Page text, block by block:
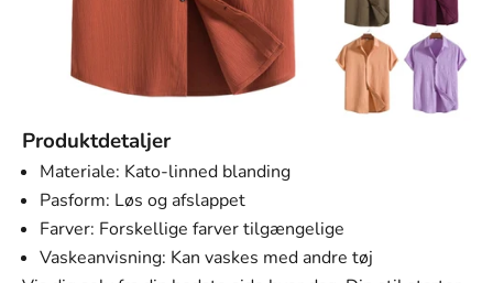
Produktdetaljer
Materiale: Kato-linned blanding
Pasform: Løs og afslappet
Farver: Forskellige farver tilgængelige
Vaskeanvisning: Kan vaskes med andre tøj